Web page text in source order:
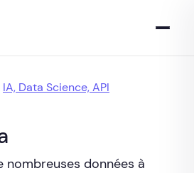
IA, Data Science, API
nombreuses données à